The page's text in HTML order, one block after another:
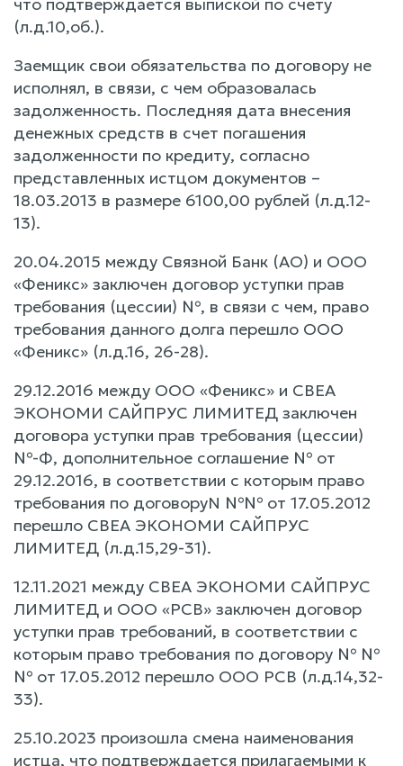
(л.д.10,об.).
Заемщик свои обязательства по договору не
исполнял, в связи, с чем образовалась
задолженность. Последняя дата внесения
денежных средств в счет погашения
задолженности по кредиту, согласно
представленных истцом документов –
18.03.2013 в размере 6100,00 рублей (л.д.12-
13).
20.04.2015 между Связной Банк (АО) и ООО
«Феникс» заключен договор уступки прав
требования (цессии) №, в связи с чем, право
требования данного долга перешло ООО
«Феникс» (л.д.16, 26-28).
29.12.2016 между ООО «Феникс» и СВЕА
ЭКОНОМИ САЙПРУС ЛИМИТЕД заключен
договора уступки прав требования (цессии)
№-Ф, дополнительное соглашение № от
29.12.2016, в соответствии с которым право
требования по договоруN №№ от 17.05.2012
перешло СВЕА ЭКОНОМИ САЙПРУС
ЛИМИТЕД (л.д.15,29-31).
12.11.2021 между СВЕА ЭКОНОМИ САЙПРУС
ЛИМИТЕД и ООО «РСВ» заключен договор
уступки прав требований, в соответствии с
которым право требования по договору № №
№ от 17.05.2012 перешло ООО РСВ (л.д.14,32-
33).
25.10.2023 произошла смена наименования
истца, что подтверждается прилагаемыми к